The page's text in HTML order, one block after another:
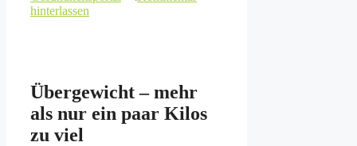
hinterlassen
Übergewicht – mehr
als nur ein paar Kilos
zu viel